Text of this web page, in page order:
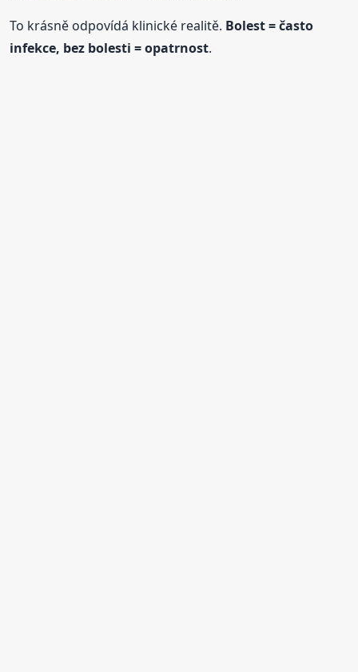
To krásně odpovídá klinické realitě. Bolest = často
infekce, bez bolesti = opatrnost.